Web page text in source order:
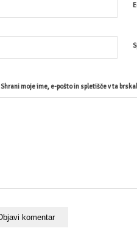
Shrani moje ime, e-pošto in spletišče v ta